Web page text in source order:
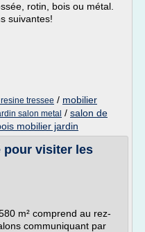
rotin, bois ou métal.
suivantes!
tressee / mobilier
salon metal / salon de
mobilier jardin
pour visiter les
m² comprend au rez-
communiquant par